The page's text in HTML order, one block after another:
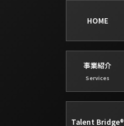
HOME
事業紹介
Services
Talent Bridge®